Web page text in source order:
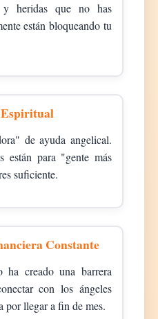
y heridas que no has
están bloqueando tu
de ayuda angelical.
están para "gente más
suficiente.
Constante
creado una barrera
con los ángeles
por llegar a fin de mes.